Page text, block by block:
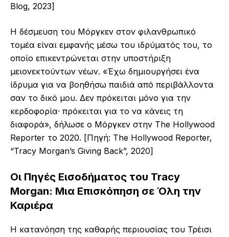
Blog, 2023]
Η δέσμευση του Μόργκεν στον φιλανθρωπικό
τομέα είναι εμφανής μέσω του ιδρύματός του, το
οποίο επικεντρώνεται στην υποστήριξη
μειονεκτούντων νέων. «Έχω δημιουργήσει ένα
ίδρυμα για να βοηθήσω παιδιά από περιβάλλοντα
σαν το δικό μου. Δεν πρόκειται μόνο για την
κερδοφορία· πρόκειται για το να κάνεις τη
διαφορά», δήλωσε ο Μόργκεν στην The Hollywood
Reporter το 2020. [Πηγή: The Hollywood Reporter,
“Tracy Morgan’s Giving Back”, 2020]
Οι Πηγές Εισοδήματος του Tracy
Morgan: Μια Επισκόπηση σε Όλη την
Καριέρα
Η κατανόηση της καθαρής περιουσίας του Τρέισι